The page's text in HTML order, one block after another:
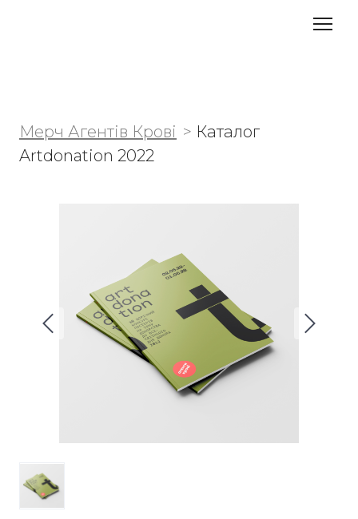
Мерч Агентів Крові
Каталог
Artdonation 2022